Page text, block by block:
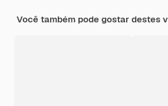
Você também pode gostar destes